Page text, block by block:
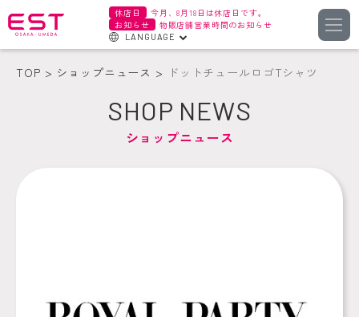
休店日
今月、8月18日は休店日です。
お知らせ
物販店舗営業時間のお知らせ
LANGUAGE
簡体字
繁体字
TOP ショップニュース ドットチュールロゴTシャツ
SHOP NEWS
ショップニュース